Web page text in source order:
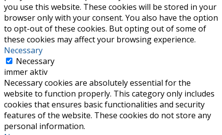
you use this website. These cookies will be stored in your
browser only with your consent. You also have the option
to opt-out of these cookies. But opting out of some of
these cookies may affect your browsing experience.
Necessary
Necessary
immer aktiv
Necessary cookies are absolutely essential for the
website to function properly. This category only includes
cookies that ensures basic functionalities and security
features of the website. These cookies do not store any
personal information.